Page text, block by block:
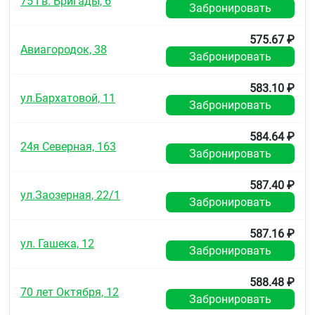
низких доз используемого препарата. Однако при
системных эффектов, в частности ототоксичности
и нефротоксичности вследствие всасывания
Передозировка
В литературе не описаны случаи передозировки.
Взаимодействие с другими
лекарственными средствами
Несовместим с мономицином, стрептомицином,
гентамицином, амикацином, нетилмицином
(возможно усиление ототоксического действия
Особые указания
применяется исключительно при
инфекциях местное лечение необходимо
дополнить системным применением антибиотиков.
Забронировать
Авиагородок, 38
575.67 ₽
Забронировать
ул.Бархатовой, 11
583.10 ₽
Забронировать
24я Северная, 163
584.64 ₽
Забронировать
ул.Заозерная, 22/1
587.40 ₽
Забронировать
ул. Гашека, 12
587.16 ₽
Забронировать
70 лет Октября, 12
588.48 ₽
Забронировать